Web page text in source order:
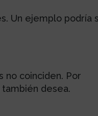
Un ejemplo podría
no coinciden. Por
desea.